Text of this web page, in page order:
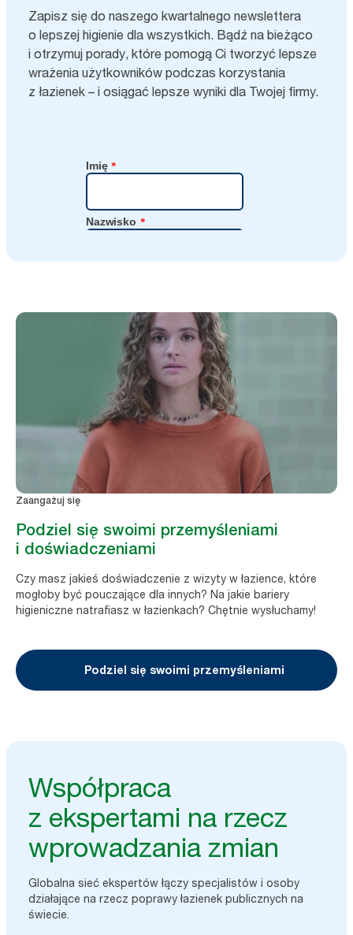
Zapisz się do naszego kwartalnego newslettera
o lepszej higienie dla wszystkich. Bądź na bieżąco
i otrzymuj porady, które pomogą Ci tworzyć lepsze
wrażenia użytkowników podczas korzystania
z łazienek – i osiągać lepsze wyniki dla Twojej firmy.
Zaangażuj się
Podziel się swoimi przemyśleniami
i doświadczeniami
Czy masz jakieś doświadczenie z wizyty w łazience, które
mogłoby być pouczające dla innych? Na jakie bariery
higieniczne natrafiasz w łazienkach? Chętnie wysłuchamy!
Podziel się swoimi przemyśleniami
Współpraca
z ekspertami na rzecz
wprowadzania zmian
Globalna sieć ekspertów łączy specjalistów i osoby
działające na rzecz poprawy łazienek publicznych na
świecie.